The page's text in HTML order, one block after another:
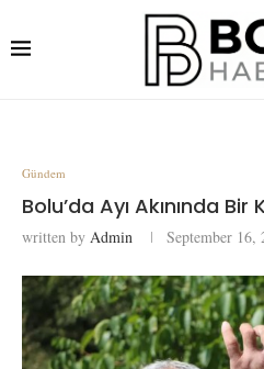
Gündem
Bolu’da Ayı Akınında Bir
written by Admin September 16,